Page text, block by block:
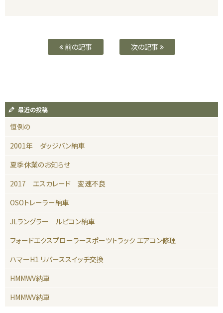
前の記事 次の記事
最近の投稿
恒例の
2001年 ダッジバン納車
夏季休業のお知らせ
2017 エスカレード 変速不良
OSOトレーラー納車
JLラングラー ルビコン納車
フォードエクスプローラースポーツトラック エアコン修理
ハマーH1 リバーススイッチ交換
HMMWV納車
HMMWV納車